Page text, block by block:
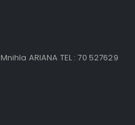
ARIANA TEL : 70 527629